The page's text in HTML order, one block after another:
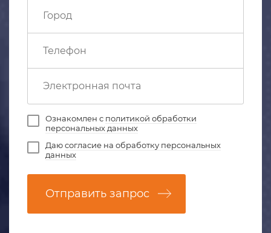
Ознакомлен с политикой обработки
персональных данных
Даюсогласие на обработку персональных
данных
Отправить запрос